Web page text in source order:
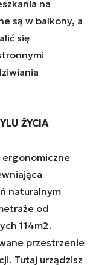
na
są w balkony, a
się
ŻYCIA
ergonomiczne
naturalnym
od
114m2.
przestrzenie
Tutaj urządzisz